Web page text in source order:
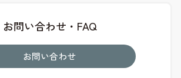
お問い合わせ・FAQ
お問い合わせ